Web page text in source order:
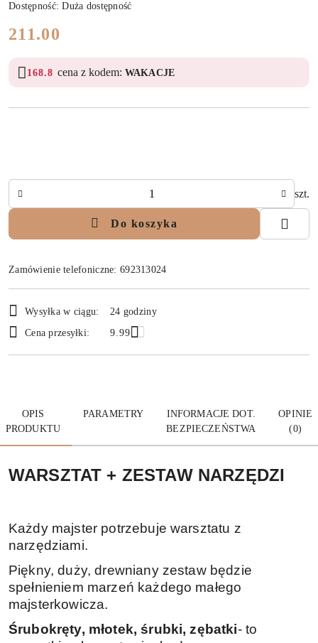
Dostępność:Duża dostępność
cena:
211.00
168.8 cena z kodem: WAKACJE
szt.
Do koszyka
Zamówienie telefoniczne: 692313024
i
dostawa
Wysyłka w ciągu:
24 godziny
Cena przesyłki:
9.99
OPIS
PRODUKTU
PARAMETRY
INFORMACJE DOT.
BEZPIECZEŃSTWA
OPINIE
(0)
WARSZTAT + ZESTAW NARZĘDZI
Każdy majster potrzebuje warsztatu z
narzędziami.
Piękny, duży, drewniany zestaw będzie
spełnieniem marzeń każdego małego
majsterkowicza.
Śrubokręty, młotek, śrubki, zębatki- to